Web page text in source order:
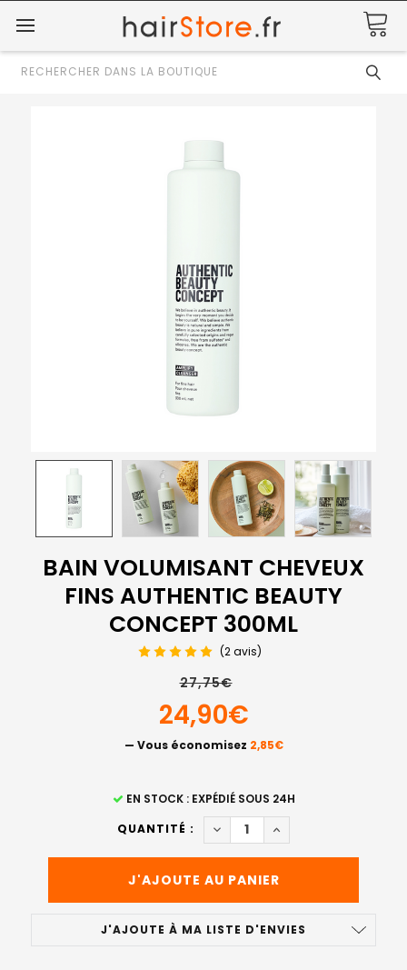
Rechercher
BAIN VOLUMISANT CHEVEUX
FINS AUTHENTIC BEAUTY
CONCEPT 300ML
(2 avis)
27,75€
24,90€
— Vous économisez 2,85€
EN STOCK : EXPÉDIÉ SOUS 24H
QUANTITÉ :
DIMINUER LA QUANTITÉ DE
AUGMENTER LA
J'AJOUTE À MA LISTE D'ENVIES